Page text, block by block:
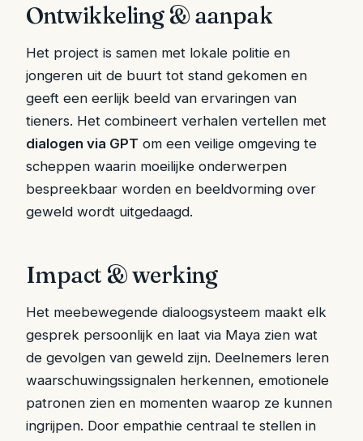
Ontwikkeling & aanpak
Het project is samen met lokale politie en
jongeren uit de buurt tot stand gekomen en
geeft een eerlijk beeld van ervaringen van
tieners. Het combineert verhalen vertellen met
dialogen via GPT om een veilige omgeving te
scheppen waarin moeilijke onderwerpen
bespreekbaar worden en beeldvorming over
geweld wordt uitgedaagd.
Impact & werking
Het meebewegende dialoogsysteem maakt elk
gesprek persoonlijk en laat via Maya zien wat
de gevolgen van geweld zijn. Deelnemers leren
waarschuwingssignalen herkennen, emotionele
patronen zien en momenten waarop ze kunnen
ingrijpen. Door empathie centraal te stellen in